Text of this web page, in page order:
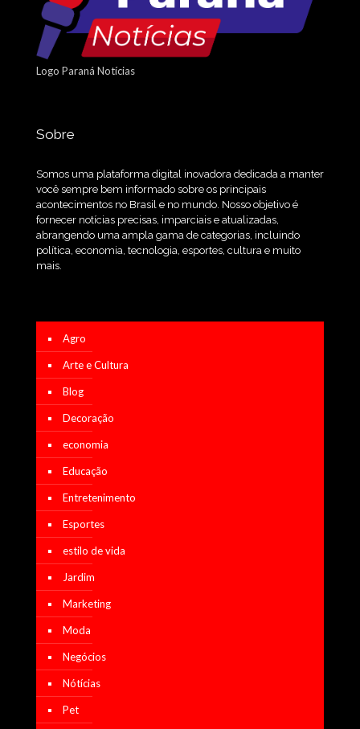
Logo Paraná Notícias
Sobre
Somos uma plataforma digital inovadora dedicada a manter
você sempre bem informado sobre os principais
acontecimentos no Brasil e no mundo. Nosso objetivo é
fornecer notícias precisas, imparciais e atualizadas,
abrangendo uma ampla gama de categorias, incluindo
política, economia, tecnologia, esportes, cultura e muito
mais.
Agro
Arte e Cultura
Blog
Decoração
economia
Educação
Entretenimento
Esportes
estilo de vida
Jardim
Marketing
Moda
Negócios
Nótícias
Pet